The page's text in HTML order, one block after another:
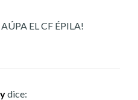
EL CF ÉPILA!
dice: